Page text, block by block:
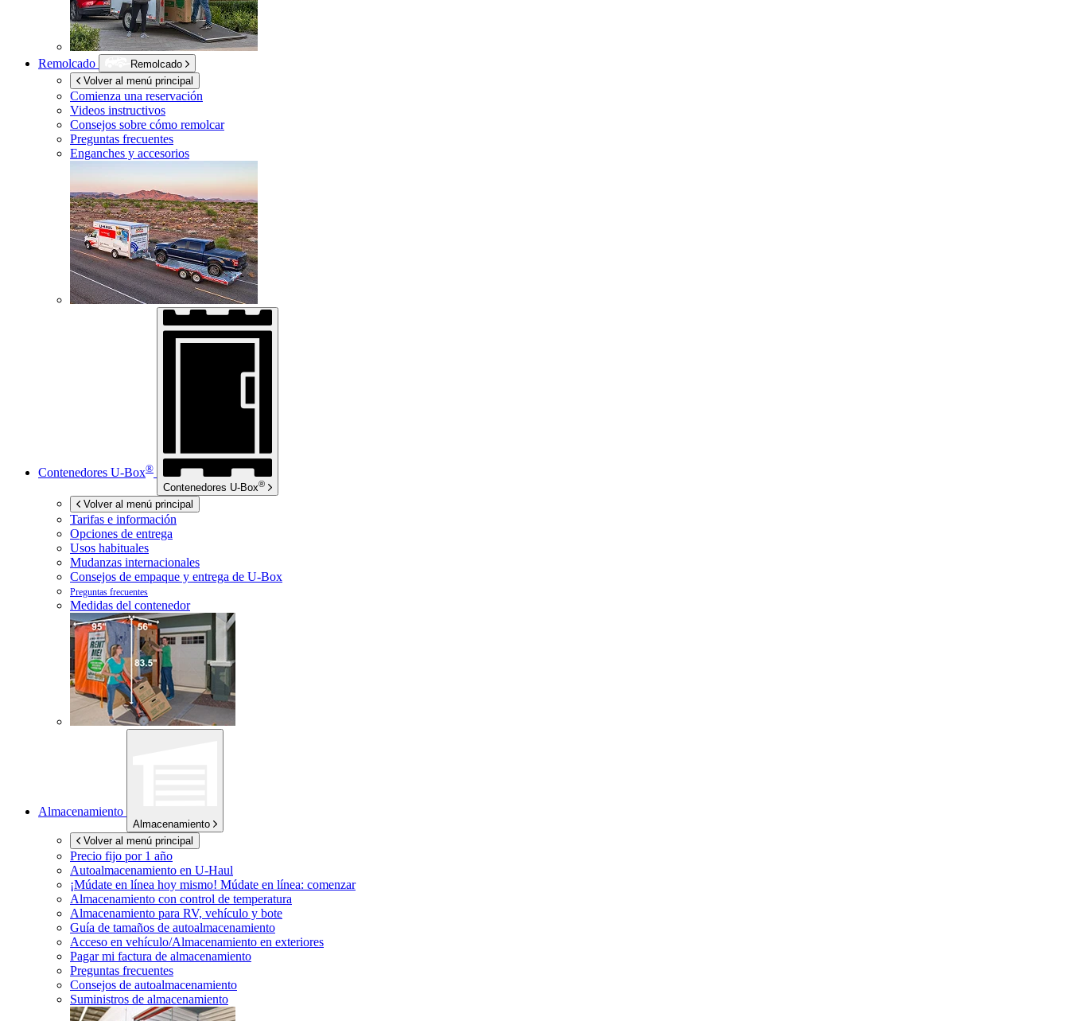
Remolcado
Remolcado
Volver al menú principal
Comienza una reservación
Videos instructivos
Consejos sobre cómo remolcar
Preguntas frecuentes
Enganches y accesorios
Contenedores U-Box®
Contenedores U-Box®
Volver al menú principal
Tarifas e información
Opciones de entrega
Usos habituales
Mudanzas internacionales
Consejos de empaque y entrega de U-Box
Preguntas frecuentes
Medidas del contenedor
Almacenamiento
Almacenamiento
Volver al menú principal
Precio fijo por 1 año
Autoalmacenamiento en U-Haul
¡Múdate en línea hoy mismo! Múdate en línea: comenzar
Almacenamiento con control de temperatura
Almacenamiento para RV, vehículo y bote
Guía de tamaños de autoalmacenamiento
Acceso en vehículo/Almacenamiento en exteriores
Pagar mi factura de almacenamiento
Preguntas frecuentes
Consejos de autoalmacenamiento
Suministros de almacenamiento